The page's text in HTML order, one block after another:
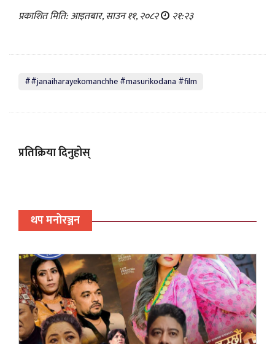
प्रकाशित मिति: आइतबार, साउन ११, २०८२ २१:२३
##janaiharayekomanchhe #masurikodana #film
प्रतिक्रिया दिनुहोस्
थप मनोरञ्जन